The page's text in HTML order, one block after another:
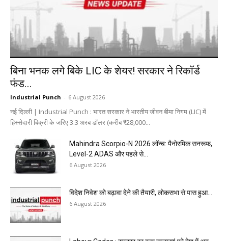
बिना भनक लगे बिके LIC के शेयर! सरकार ने रिकॉर्ड
फंड...
Industrial Punch - 6 August 2026
नई दिल्ली | Industrial Punch : भारत सरकार ने भारतीय जीवन बीमा निगम (LIC) में
हिस्सेदारी बिक्री के जरिए 3.3 अरब डॉलर (करीब ₹28,000...
Mahindra Scorpio-N 2026 लॉन्च: पैनोरमिक सनरूफ,
Level-2 ADAS और पहले से...
6 August 2026
विदेश निवेश को बढ़ावा देने की तैयारी, लोकसभा से पास हुआ...
6 August 2026